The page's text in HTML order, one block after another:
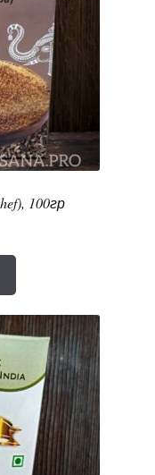
100гр